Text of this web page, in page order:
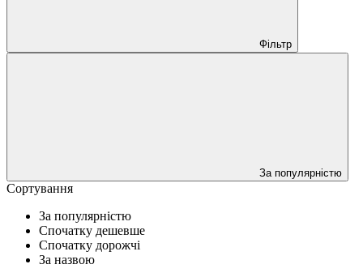
Фільтр
За популярністю
Сортування
За популярністю
Спочатку дешевше
Спочатку дорожчі
За назвою